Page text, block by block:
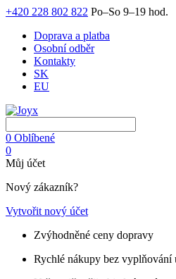
+420 228 802 822 Po–So 9–19 hod.
Doprava a platba
Osobní odběr
Kontakty
SK
EU
0 Oblíbené
0
Můj účet
Nový zákazník?
Vytvořit nový účet
Zvýhodněné ceny dopravy
Rychlé nákupy bez vyplňování